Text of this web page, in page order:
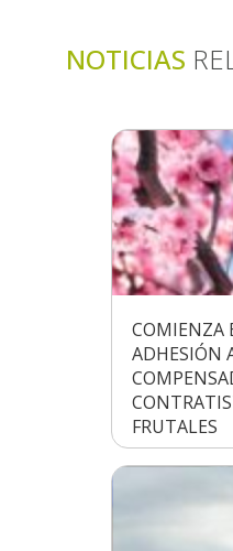
NOTICIAS
COMIENZA
ADHESIÓN
FRUTALES